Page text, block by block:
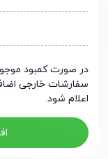
در صورت کمبود
سفارشات خارجی
اعلام شود.